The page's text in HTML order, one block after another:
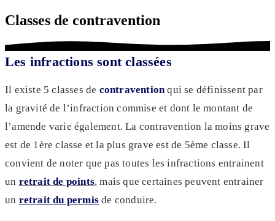
Classes de contravention
Les infractions sont classées
Il existe 5 classes de contraventionqui se définissent par
la gravité de l’infraction commise et dont le montant de
l’amende varie également. La contravention la moins grave
est de 1ère classe et la plus grave est de 5ème classe. Il
convient de noter que pas toutes les infractions entrainent
un retrait de points, mais que certaines peuvent entrainer
un retrait du permis de conduire.